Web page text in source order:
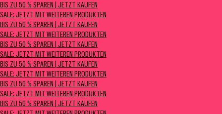
BIS ZU 50 % SPAREN | JETZT KAUFEN
SALE: JETZT MIT WEITEREN PRODUKTEN
BIS ZU 50 % SPAREN | JETZT KAUFEN
SALE: JETZT MIT WEITEREN PRODUKTEN
BIS ZU 50 % SPAREN | JETZT KAUFEN
SALE: JETZT MIT WEITEREN PRODUKTEN
BIS ZU 50 % SPAREN | JETZT KAUFEN
SALE: JETZT MIT WEITEREN PRODUKTEN
BIS ZU 50 % SPAREN | JETZT KAUFEN
SALE: JETZT MIT WEITEREN PRODUKTEN
BIS ZU 50 % SPAREN | JETZT KAUFEN